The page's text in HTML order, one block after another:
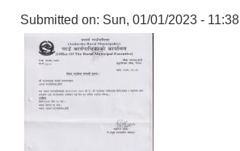
Submitted on: Sun, 01/01/2023 - 11:38